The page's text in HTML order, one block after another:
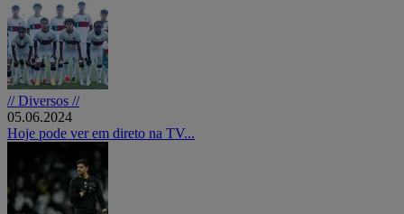
// Diversos //
05.06.2024
Hoje pode ver em direto na TV...